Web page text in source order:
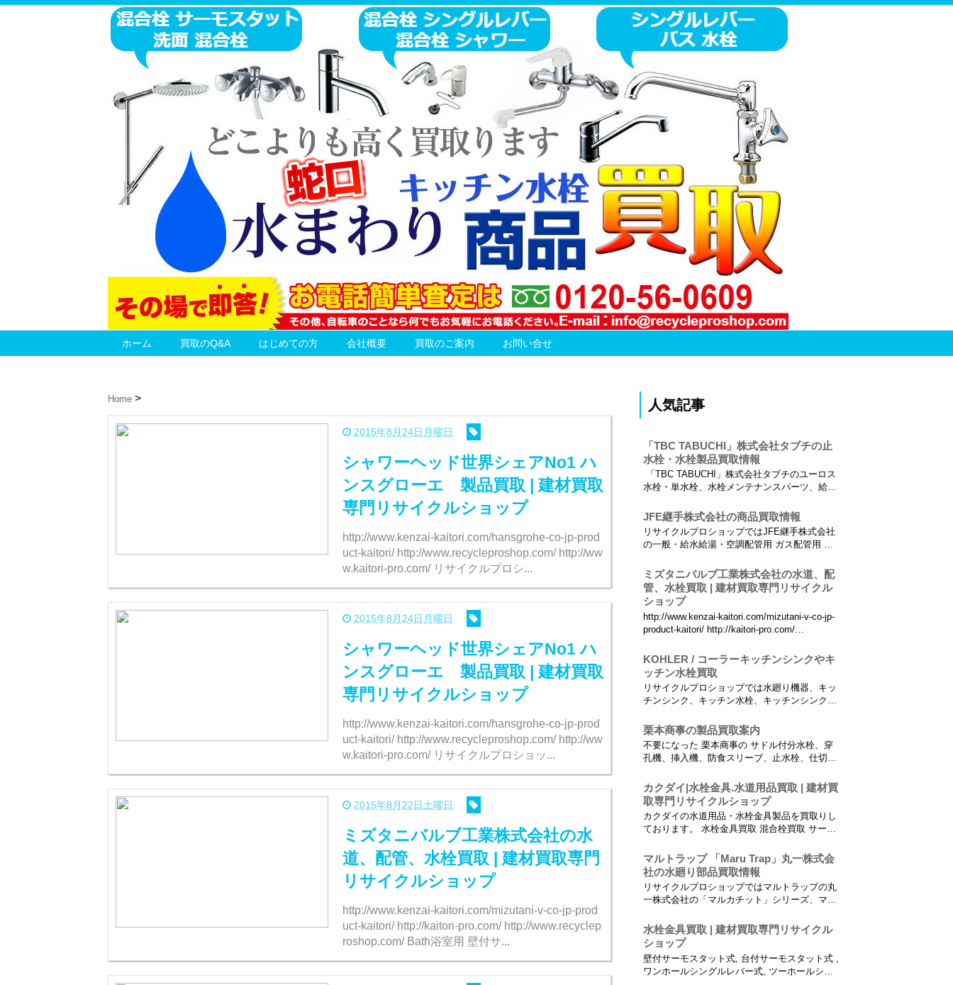
ホーム 買取のQ&A はじめての方 会社概要 買取のご案内 お問い合せ
Home
2015年8月24日月曜日
シャワーヘッド世界シェアNo1 ハ
ンスグローエ 製品買取 | 建材買取
専門リサイクルショップ
http://www.kenzai-kaitori.com/hansgrohe-co-jp-prod
uct-kaitori/ http://www.recycleproshop.com/ http://ww
w.kaitori-pro.com/ リサイクルプロシ...
2015年8月24日月曜日
シャワーヘッド世界シェアNo1 ハ
ンスグローエ 製品買取 | 建材買取
専門リサイクルショップ
http://www.kenzai-kaitori.com/hansgrohe-co-jp-prod
uct-kaitori/ http://www.recycleproshop.com/ http://ww
w.kaitori-pro.com/ リサイクルプロショッ...
2015年8月22日土曜日
ミズタニバルブ工業株式会社の水
道、配管、水栓買取 | 建材買取専門
リサイクルショップ
http://www.kenzai-kaitori.com/mizutani-v-co-jp-prod
uct-kaitori/ http://kaitori-pro.com/ http://www.recyclep
roshop.com/ Bath浴室用 壁付サ...
人気記事
「TBC TABUCHI」株式会社タブチの止
水栓・水栓製品買取情報
「TBC TABUCHI」株式会社タブチのユーロス
水栓・単水栓、水栓メンテナンスパーツ、給水
水栓・甲形止水栓 両​、メータ直結止水栓、ボー
ル式止水栓、コア一体型ポリ継手、エラスジョ
イント、逆止弁高価買取なら、リサイクルプロ
ショップに...
JFE継手株式会社の商品買取情報
リサイクルプロショップではJFE継手株式会社
の一般・給水給湯・空調配管用 ガス配管用 消
におこなっております。 一般・給水給湯・空調
配管用 ねじ込み式可鍛鋳鉄製管継手、ねじ込み
式管継手、ねじ込み式管継手、PL継手、ステ
ン...
ミズタニバルブ工業株式会社の水道、配
管、水栓買取 | 建材買取専門リサイクル
ショップ
http://www.kenzai-kaitori.com/mizutani-v-co-jp-
product-kaitori/ http://kaitori-pro.com/
付サ...
KOHLER / コーラーキッチンシンクやキ
ッチン水栓買取
リサイクルプロショップでは水廻り機器、キッ
チンシンク、キッチン水栓、キッチンシンクア
ル・手洗鉢、ラバトリー水栓、バスタブ、バス
シャワー、アクセサリー、ミラー、トイレ、手
洗鉢・手洗器、配管部材、キッチン洗面用家
具、エクステリア水廻り、給...
栗本商事の製品買取案内
不要になった 栗本商事の サドル付分水栓、穿
孔機、挿入機、防食スリーブ、止水栓、仕切
します！ サドル付分水栓買取 水道用サドル付
分水栓 (JWWA B 117)、水道用ステンレス製サ
ドル付分水栓 (JWWA B 139)、...
カクダイ|水栓金具.水道用品買取 | 建材買
取専門リサイクルショップ
カクダイの水道用品・水栓金具製品を買取りし
ております。 水栓金具買取 混合栓買取 サーモ
栓（台付）、逆配管用サーモ混合栓、ハンドル
シャワー混合栓（台付）、ハンドルシャワー混
合栓（壁付）、ソーラー併用混合栓、 シ...
マルトラップ 「Maru Trap」丸一株式会
社の水廻り部品買取情報
リサイクルプロショップではマルトラップの丸
一株式会社の「マルカチット」シリーズ、マル
ズ、耐熱排水トラップ、雨水貯留タンク まる、
ウォレスシリーズ、洗濯機用防水パン (M640・
M740・M864)、マルトラップXT・YT買取りし
ており...
水栓金具買取 | 建材買取専門リサイクル
ショップ
壁付サーモスタット式, 台付サーモスタット式 ,
ワンホールシングルレバー式, ツーホールシン